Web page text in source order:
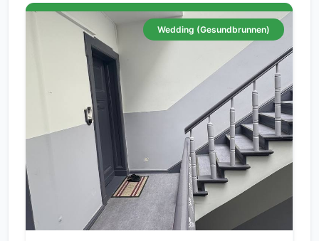
Wedding (Gesundbrunnen)